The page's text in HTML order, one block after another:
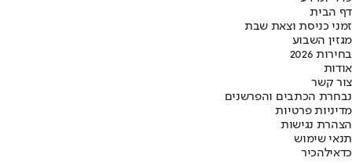
דף הבית
זמני כניסת וצאת שבת
מגזין השבוע
בחירות 2026
אודות
צור קשר
נבחרת הכתבים והפרשנים
מדיניות פרטיות
הצהרת נגישות
תנאי שימוש
כדאילהכיר